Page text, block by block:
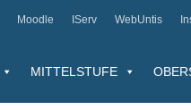
Moodle IServ WebUntis
MITTELSTUFE